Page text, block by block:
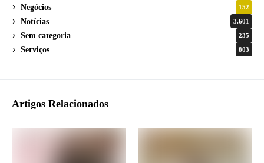
Negócios 152
Notícias 3.601
Sem categoria 235
Serviços 803
Artigos Relacionados